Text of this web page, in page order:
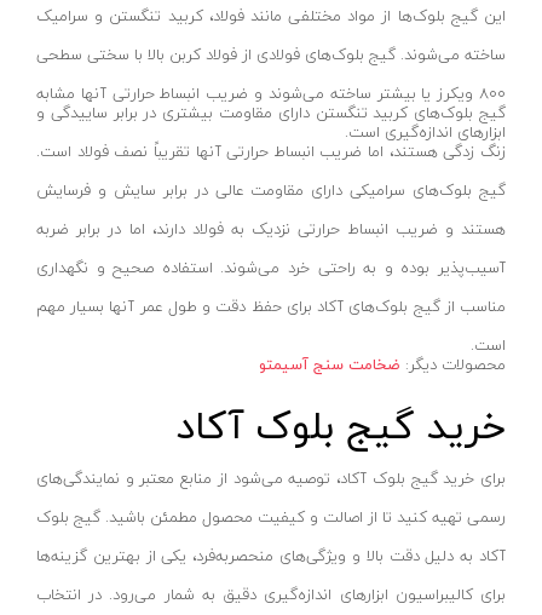
گریس پمپ دستی
دستگاه صافکاری
درجه باد
جوش لوله سبز
تینر
اورینگ تست لوله
دستگاه های هیدرواستاتیک
انواع دستگاه پمپ
ابزار مکانیکی و تعمیرگاهی
ساکشن روغن
برانکارد تعمیرگاهی
زمین شوی
بخارشوی
استاپر لوله
الیت- ALITE
ریفنگ- RIFENG
انگاره- ENGAREH
لگرند- LEGRAND
کینگ سو- KINGSO
آریا- ARYA
ام وی سی- MVC
ام تی- MT
آسیا-ASYA
بیلیان- BAILIAN
سی ان سی- CNC
دیپلمات- DEPLOMAT
کاربیست-KARBIST
جی آر- GR
زرد-قهوه ای
مسی
این گیج بلوک‌ها از مواد مختلفی مانند فولاد، کربید تنگستن و سرامیک
ساخته می‌شوند. گیج بلوک‌های فولادی از فولاد کربن بالا با سختی سطحی
800 ویکرز یا بیشتر ساخته می‌شوند و ضریب انبساط حرارتی آنها مشابه
ابزارهای اندازه‌گیری است.
گیج بلوک‌های کربید تنگستن دارای مقاومت بیشتری در برابر ساییدگی و
زنگ زدگی هستند، اما ضریب انبساط حرارتی آنها تقریباً نصف فولاد است.
گیج بلوک‌های سرامیکی دارای مقاومت عالی در برابر سایش و فرسایش
هستند و ضریب انبساط حرارتی نزدیک به فولاد دارند، اما در برابر ضربه
آسیب‌پذیر بوده و به راحتی خرد می‌شوند. استفاده صحیح و نگهداری
مناسب از گیج بلوک‌های آکاد برای حفظ دقت و طول عمر آنها بسیار مهم
است.
محصولات دیگر: ضخامت سنج آسیمتو
خرید گیج بلوک آکاد
برای خرید گیج بلوک آکاد، توصیه می‌شود از منابع معتبر و نمایندگی‌های
رسمی تهیه کنید تا از اصالت و کیفیت محصول مطمئن باشید. گیج بلوک
آکاد به دلیل دقت بالا و ویژگی‌های منحصربه‌فرد، یکی از بهترین گزینه‌ها
برای کالیبراسیون ابزارهای اندازه‌گیری دقیق به شمار می‌رود. در انتخاب